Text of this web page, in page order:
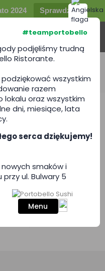
2024 Sprawdź
#teamportobello
podjęliśmy trudną
Ristorante.
wszystkim
razem
oraz wszystkim
dni, miesiące, lata
serca dziękujemy!
smaków i
ul. Bulwary 5
Menu
Porto”
ogłosić
w Portobello"!
i zróbcie zdjęcie
menu.